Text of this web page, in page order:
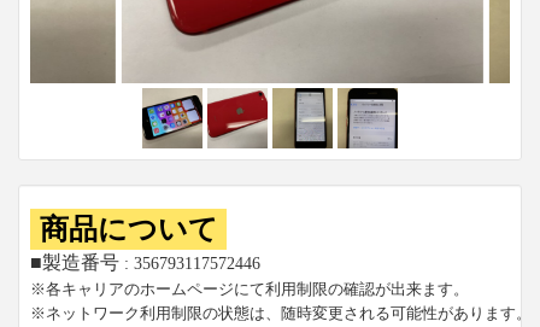
商品について
■製造番号 : 356793117572446
※各キャリアのホームページにて利用制限の確認が出来ます。
※ネットワーク利用制限の状態は、随時変更される可能性があります。